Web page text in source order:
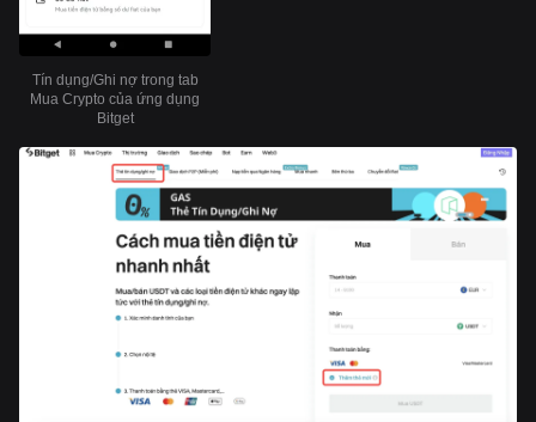
Tín dụng/Ghi nợ trong tab
Mua Crypto của ứng dụng
Bitget